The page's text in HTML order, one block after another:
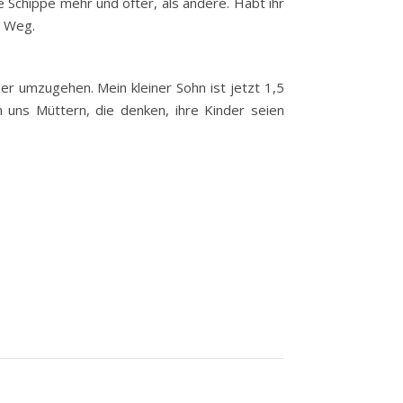
umzugehen. Mein kleiner Sohn ist jetzt 1,5
Müttern, die denken, ihre Kinder seien